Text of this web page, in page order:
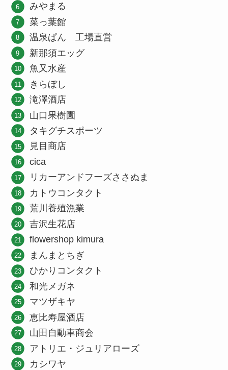
みやまる
菜っ葉館
温泉ぱん 工場直営
新那須エッグ
魚又水産
きらぼし
滝澤酒店
山口果樹園
タキグチスポーツ
見目商店
cica
リカーアンドフーズささぬま
カトウコンタクト
荒川養殖漁業
吉沢生花店
flowershop kimura
まんまとちぎ
ひかりコンタクト
和光メガネ
マツザキヤ
恵比寿屋酒店
山田自動車商会
アトリエ・ジュリアローズ
カシワヤ